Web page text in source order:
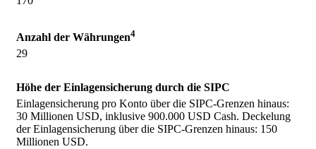
Anzahl der Währungen4
29
Höhe der Einlagensicherung durch die SIPC
Einlagensicherung pro Konto über die SIPC-Grenzen hinaus:
30 Millionen USD, inklusive 900.000 USD Cash. Deckelung
der Einlagensicherung über die SIPC-Grenzen hinaus: 150
Millionen USD.